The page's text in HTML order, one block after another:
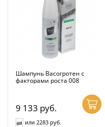
Шампунь Васогротен с
факторами роста 008
9 133 руб.
или 2283 руб.